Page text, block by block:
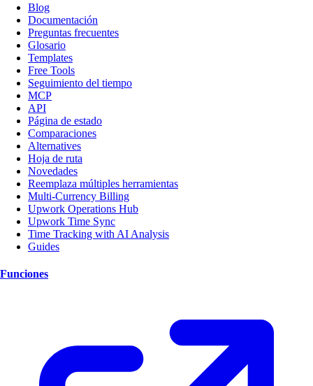
Blog
Documentación
Preguntas frecuentes
Glosario
Templates
Free Tools
Seguimiento del tiempo
MCP
API
Página de estado
Comparaciones
Alternatives
Hoja de ruta
Novedades
Reemplaza múltiples herramientas
Multi-Currency Billing
Upwork Operations Hub
Upwork Time Sync
Time Tracking with AI Analysis
Guides
Funciones